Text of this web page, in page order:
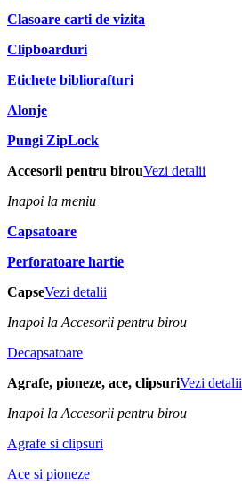
Clasoare carti de vizita
Clipboarduri
Etichete bibliorafturi
Alonje
Pungi ZipLock
Accesorii pentru birouVezi detalii
Inapoi la meniu
Capsatoare
Perforatoare hartie
CapseVezi detalii
Inapoi la Accesorii pentru birou
Decapsatoare
Agrafe, pioneze, ace, clipsuriVezi detalii
Inapoi la Accesorii pentru birou
Agrafe si clipsuri
Ace si pioneze